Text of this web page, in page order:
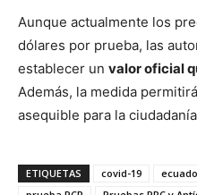
Aunque actualmente los
dólares por prueba, las
establecer un valor oficial
Además, la medida
asequible para la
ETIQUETAS covid-19